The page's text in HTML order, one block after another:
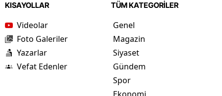
KISAYOLLAR
Videolar
Foto Galeriler
Yazarlar
Vefat Edenler
TÜM KATEGORİLER
Genel
Magazin
Siyaset
Gündem
Spor